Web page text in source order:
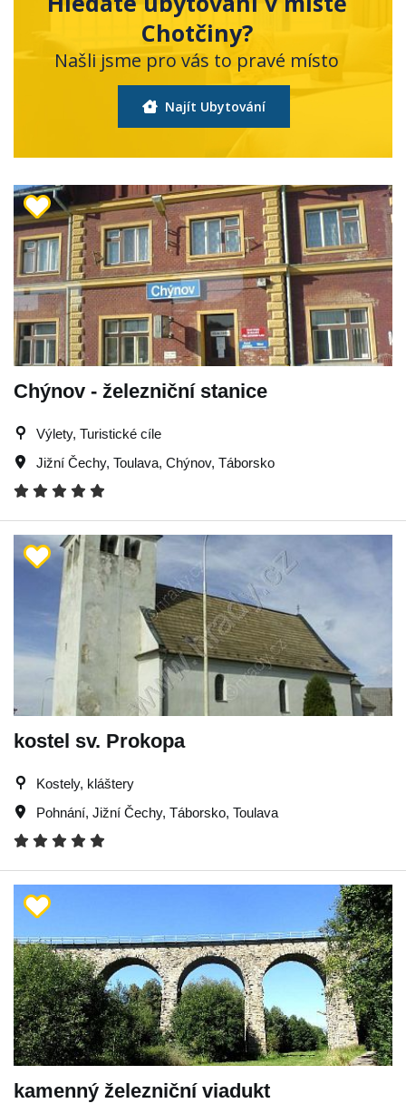
Chotčiny?
Našli jsme pro vás to pravé místo
Najít Ubytování
Chýnov - železniční stanice
Výlety, Turistické cíle
Jižní Čechy, Toulava, Chýnov, Táborsko
kostel sv. Prokopa
Kostely, kláštery
Pohnání, Jižní Čechy, Táborsko, Toulava
kamenný železniční viadukt